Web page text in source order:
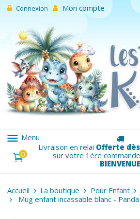
Connexion Mon compte
menu Menu
0
Livraison en relai Offerte
sur votre 1ère
BIENVENUE
Accueil La boutique Pour Enfant
Mug enfant incassable blanc - Panda